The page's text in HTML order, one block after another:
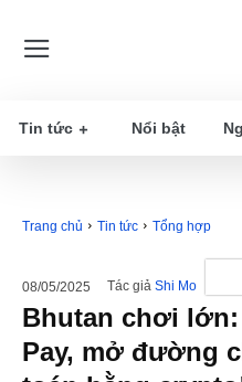
Tin tức Nổi bật
Trang chủ Tin tức Tổng hợp
08/05/2025 Tác giả Shi Mo
Bhutan chơi
Pay, mở đường